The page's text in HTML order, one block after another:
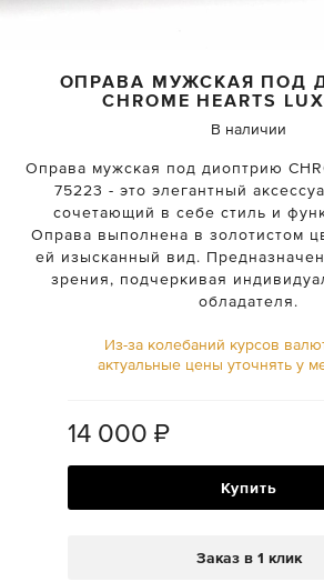
ОПРАВА МУЖСКАЯ ПОД
CHROME HEARTS
В наличии
Оправа мужская под диоптрию
75223 - это элегантный
сочетающий в себе стиль и
Оправа выполнена в золотистом
ей изысканный вид.
зрения, подчеркивая
обладателя.
Из-за колебаний курсов
актуальные цены уточнять у
14 000 ₽
Купить
Заказ в 1 клик